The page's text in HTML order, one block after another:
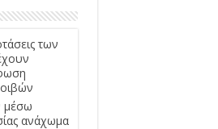
των
μέσω
ανάχωμα